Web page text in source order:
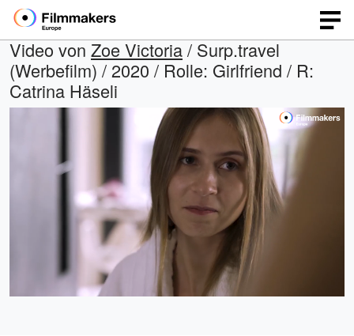
Video von Zoe Victoria/ Surp.travel
(Werbefilm) / 2020 / Rolle: Girlfriend / R:
Catrina Häseli
Geladen
89.81%